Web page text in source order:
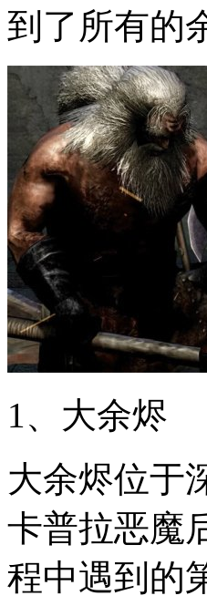
到了所有的
1、大余烬
大余烬位于
卡普拉恶魔
程中遇到的